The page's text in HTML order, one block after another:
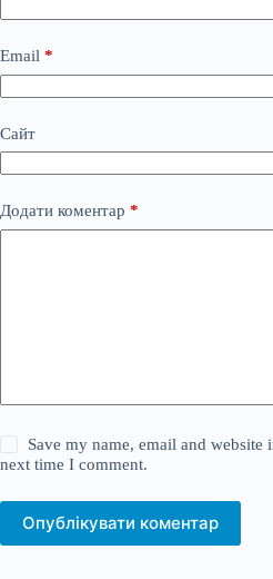
Email *
Сайт
Додати коментар *
Save my name, email and website
next time I comment.
Опублікувати коментар